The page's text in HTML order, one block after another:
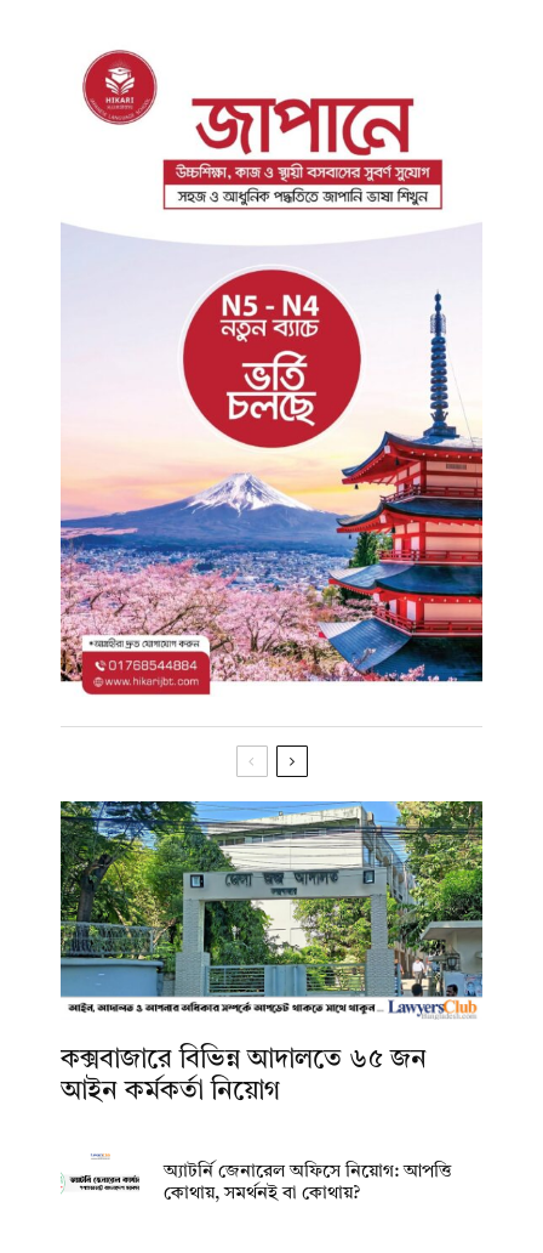
কক্সবাজারে বিভিন্ন আদালতে ৬৫ জন
আইন কর্মকর্তা নিয়োগ
অ্যাটর্নি জেনারেল অফিসে নিয়োগ: আপত্তি
কোথায়, সমর্থনই বা কোথায়?